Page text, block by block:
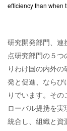
efficiency than when
研究開発部門、連
点研究部門の５
りわけ国の内外
発と促進、ならび
りでいます。そ
ローバル提携を
統合し、組織と資